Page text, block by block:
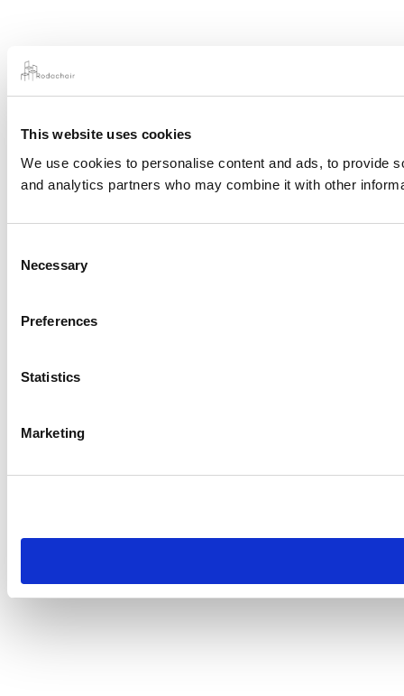
This website uses cookies
We use cookies to personalise content and ads, to provide
and analytics partners who may combine it with other
Selection
Necessary
Preferences
Statistics
Marketing